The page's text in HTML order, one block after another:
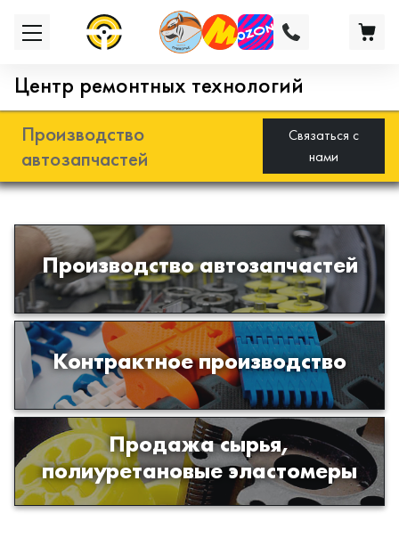
Центр ремонтных технологий
Производство
автозапчастей
Связаться с
нами
Производство автозапчастей
Разработка и производство деталей
из эластомеров для подвески
автомобиля
Контрактное производство
Производство изделий из пластиков
и полимеров по образцам либо
чертежам заказчика
Продажа сырья,
полиуретановые эластомеры
Продажа сырья для производства
изделий из полиуретана